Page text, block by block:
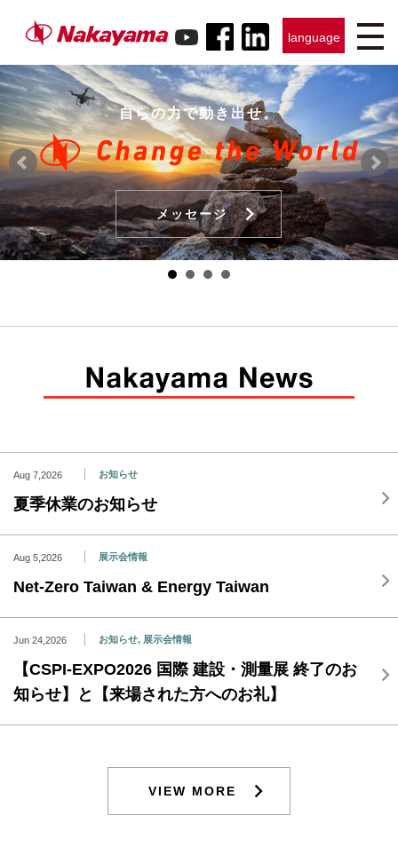
language
日本語
English
Français
Indonesia
Pусский
自らの力で動き出せ。
メッセージ
Aug 7,2026 お知らせ
夏季休業のお知らせ
Aug 5,2026 展示会情報
Net-Zero Taiwan & Energy Taiwan
Jun 24,2026 お知らせ, 展示会情報
【CSPI-EXPO2026 国際 建設・測量展 終了のお
知らせ】と【来場された方へのお礼】
VIEW MORE